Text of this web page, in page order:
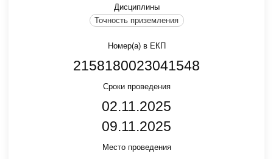
Дисциплины
Точность приземления
Номер(а) в ЕКП
2158180023041548
Сроки проведения
02.11.2025
09.11.2025
Место проведения